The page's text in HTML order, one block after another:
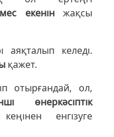
екенінжақсы
аяқталып келеді.
қажет.
отырғандай, ол,
өнеркәсіптік
енгізуге